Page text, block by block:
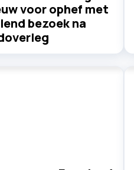
voor ophef met
bezoek na